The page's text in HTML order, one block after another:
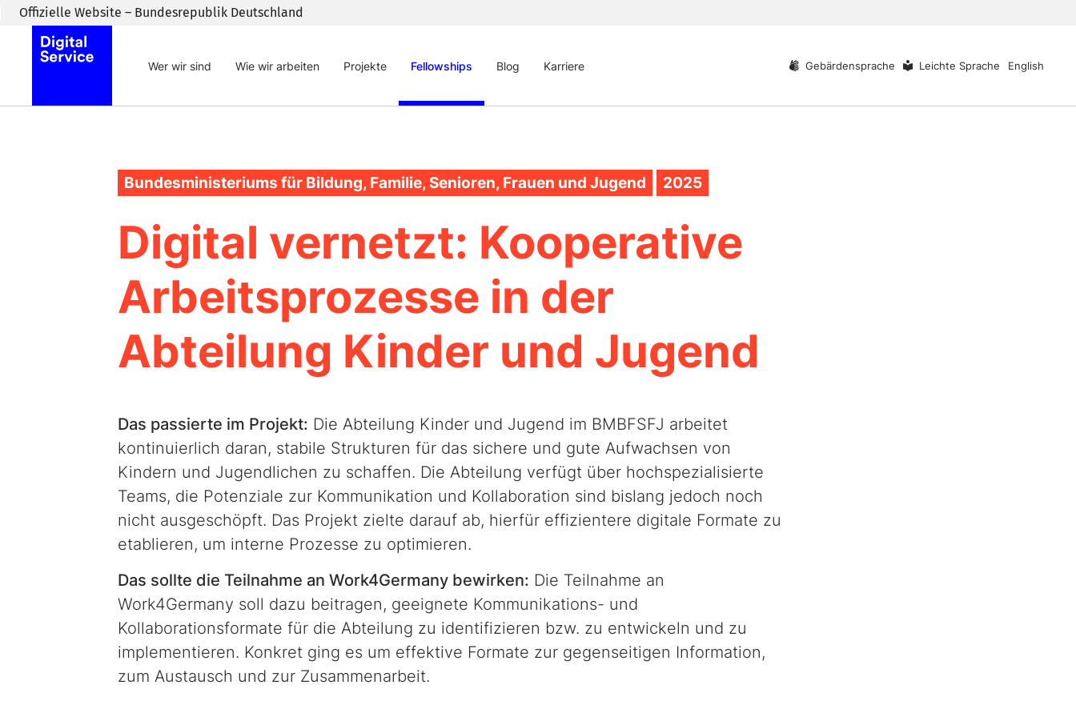
Zum Inhaltsbereich wechseln
Offizielle Website – Bundesrepublik Deutschland
Wer wir sind Wie wir arbeiten Projekte Fellowships Blog Karriere Gebärdensprache Leichte Sprache English
Bundesministeriums für Bildung, Familie, Senioren, Frauen und Jugend 2025
Digital vernetzt: Kooperative
Arbeitsprozesse in der
Abteilung Kinder und Jugend
Das passierte im Projekt: Die Abteilung Kinder und Jugend im BMBFSFJ arbeitet
kontinuierlich daran, stabile Strukturen für das sichere und gute Aufwachsen von
Kindern und Jugendlichen zu schaffen. Die Abteilung verfügt über hochspezialisierte
Teams, die Potenziale zur Kommunikation und Kollaboration sind bislang jedoch noch
nicht ausgeschöpft. Das Projekt zielte darauf ab, hierfür effizientere digitale Formate zu
etablieren, um interne Prozesse zu optimieren.
Das sollte die Teilnahme an Work4Germany bewirken: Die Teilnahme an
Work4Germany soll dazu beitragen, geeignete Kommunikations- und
Kollaborationsformate für die Abteilung zu identifizieren bzw. zu entwickeln und zu
implementieren. Konkret ging es um effektive Formate zur gegenseitigen Information,
zum Austausch und zur Zusammenarbeit.